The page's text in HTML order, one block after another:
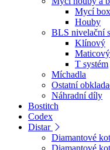
Mycí
Houby
BLS nivelační
Klínový
Maticový
T systém
Míchadla
Ostatní
Náhradní díly
Bostitch
Codex
Distar
Diamantové
Diamantové